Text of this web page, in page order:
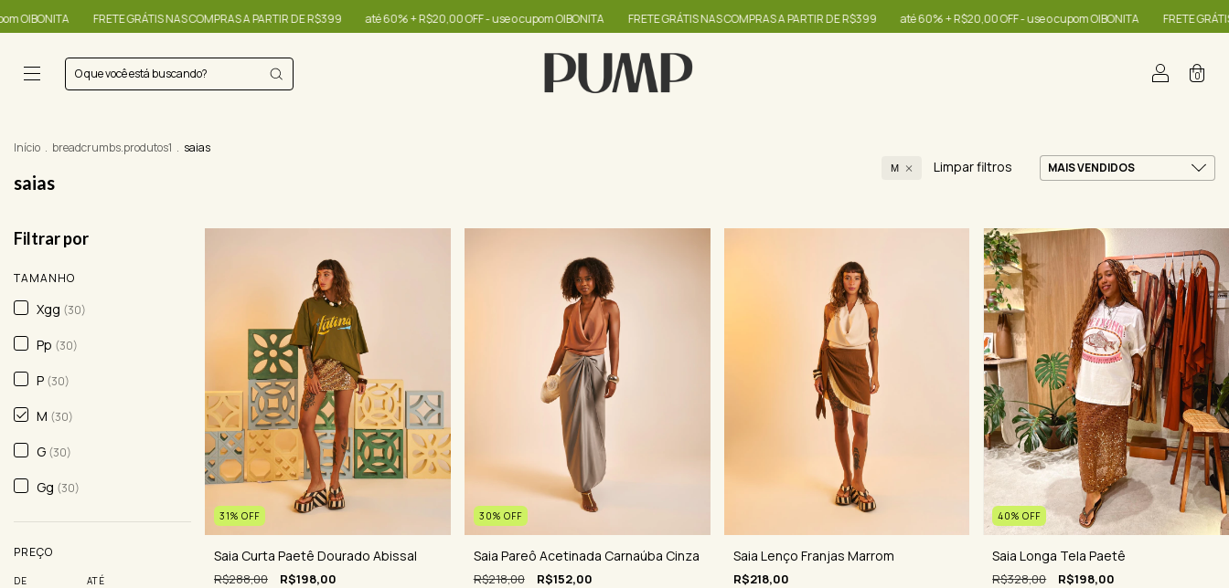
NAS COMPRAS A PARTIR DE R$399 até 60% + R$20,00 OFF - use o cupom OIBONITA FRETE GRÁTIS NAS COMPRAS A PARTIR DE R$399 até 60% + R$20,00 OFF - use o cupom OIBONITA FRETE GRÁTIS NAS COMPRAS A PARTIR DE
0
Início . breadcrumbs.produtos1 . saias
saias
M Limpar filtros
Filtrar por
TAMANHO
Xgg (30)
Pp (30)
P (30)
M (30)
G (30)
Gg (30)
PREÇO
DE ATÉ
31% OFF
Saia Curta Paetê Dourado Abissal
R$288,00 R$198,00
30% OFF
Saia Pareô Acetinada Carnaúba Cinza
R$218,00 R$152,00
Saia Lenço Franjas Marrom
R$218,00
40%OFF
Saia Longa Tela Paetê
R$328,00 R$198,00